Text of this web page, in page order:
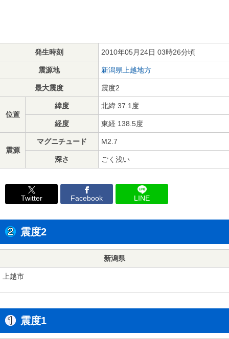
発生時刻 2010年05月24日 03時26分頃
震源地 新潟県上越地方
最大震度 震度2
位置
緯度 北緯 37.1度
経度 東経 138.5度
震源
マグニチュード M2.7
深さ ごく浅い
Twitter Facebook LINE
震度2
新潟県
上越市
震度1